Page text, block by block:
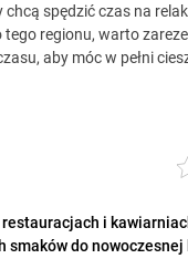
chcą spędzić czas na
tego regionu, warto
aby móc w pełni
i
smaków do nowoczesnej